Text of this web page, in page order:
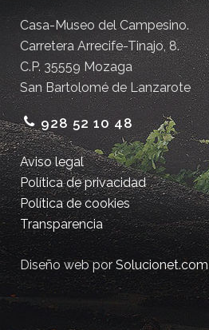
Casa-Museo del Campesino.
Carretera Arrecife-Tinajo, 8.
C.P. 35559 Mozaga
San Bartolomé de Lanzarote
928 52 10 48
Aviso legal
Política de privacidad
Política de cookies
Transparencia
Diseño web porSolucionet.com